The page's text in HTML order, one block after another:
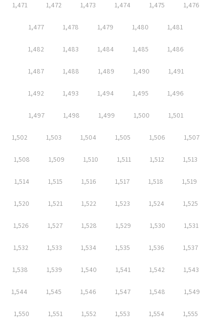
1,471 1,472 1,473 1,474 1,475 1,476
1,477 1,478 1,479 1,480 1,481
1,482 1,483 1,484 1,485 1,486
1,487 1,488 1,489 1,490 1,491
1,492 1,493 1,494 1,495 1,496
1,497 1,498 1,499 1,500 1,501
1,502 1,503 1,504 1,505 1,506 1,507
1,508 1,509 1,510 1,511 1,512 1,513
1,514 1,515 1,516 1,517 1,518 1,519
1,520 1,521 1,522 1,523 1,524 1,525
1,526 1,527 1,528 1,529 1,530 1,531
1,532 1,533 1,534 1,535 1,536 1,537
1,538 1,539 1,540 1,541 1,542 1,543
1,544 1,545 1,546 1,547 1,548 1,549
1,550 1,551 1,552 1,553 1,554 1,555